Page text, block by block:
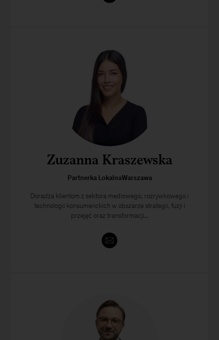
Zuzanna Kraszewska
Partnerka LokalnaWarszawa
Doradza klientom z sektora mediowego, rozrywkowego i
technologii konsumenckich w obszarze strategii, fuzji i
przejęć oraz transformacji...